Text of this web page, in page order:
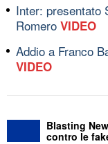
Inter: presentato
Romero VIDEO
Addio a Franco
VIDEO
Blasting
contro le